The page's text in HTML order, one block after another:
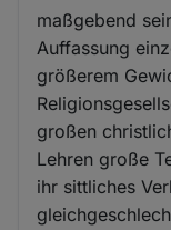
maßgebend
Auffassung
größerem
großen
Lehren große
ihr sittliches